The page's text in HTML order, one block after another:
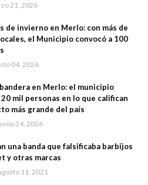
21, 2026
de invierno en Merlo: con más de
el Municipio convocó a 100
04, 2026
en Merlo: el municipio
20 mil personas en lo que califican
más grande del país
24, 2026
una banda que falsificaba barbijos
y otras marcas
11, 2021